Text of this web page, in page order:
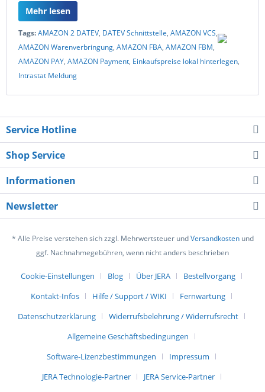
Mehr lesen
Tags:AMAZON 2 DATEV, DATEV Schnittstelle, AMAZON VCS,
AMAZON Warenverbringung, AMAZON FBA, AMAZON FBM,
AMAZON PAY, AMAZON Payment, Einkaufspreise lokal hinterlegen,
Intrastat Meldung
Service Hotline
Shop Service
Informationen
Newsletter
* Alle Preise verstehen sich zzgl. Mehrwertsteuer undVersandkostenund
ggf. Nachnahmegebühren, wenn nicht anders beschrieben
Cookie-Einstellungen Blog Über JERA
Bestellvorgang
Kontakt-Infos
Hilfe / Support / WIKI
Fernwartung
Datenschutzerklärung
Widerrufsbelehrung / Widerrufsrecht
Allgemeine Geschäftsbedingungen
Software-Lizenzbestimmungen
Impressum
JERA Technologie-Partner
JERA Service-Partner